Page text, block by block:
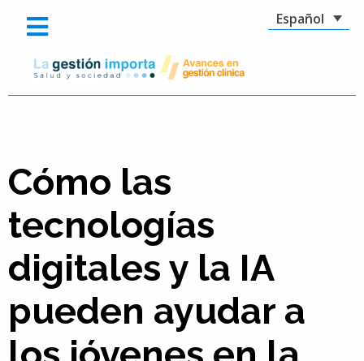
Español
Cómo las
tecnologías
digitales y la IA
pueden ayudar a